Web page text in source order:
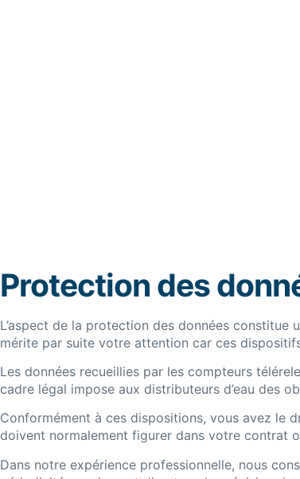
Protection des
L’aspect de la protection des données constitue
mérite par suite votre attention car ces
Les données recueillies par les compteurs
cadre légal impose aux distributeurs d’eau des
Conformément à ces dispositions, vous avez le
doivent normalement figurer dans votre contrat
Dans notre expérience professionnelle, nous